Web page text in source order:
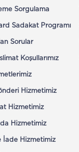
Sorgulama
Sadakat Programı
Sorular
Koşullarımız
Hizmetimiz
Hizmetimiz
Hizmetimiz
İade Hizmetimiz